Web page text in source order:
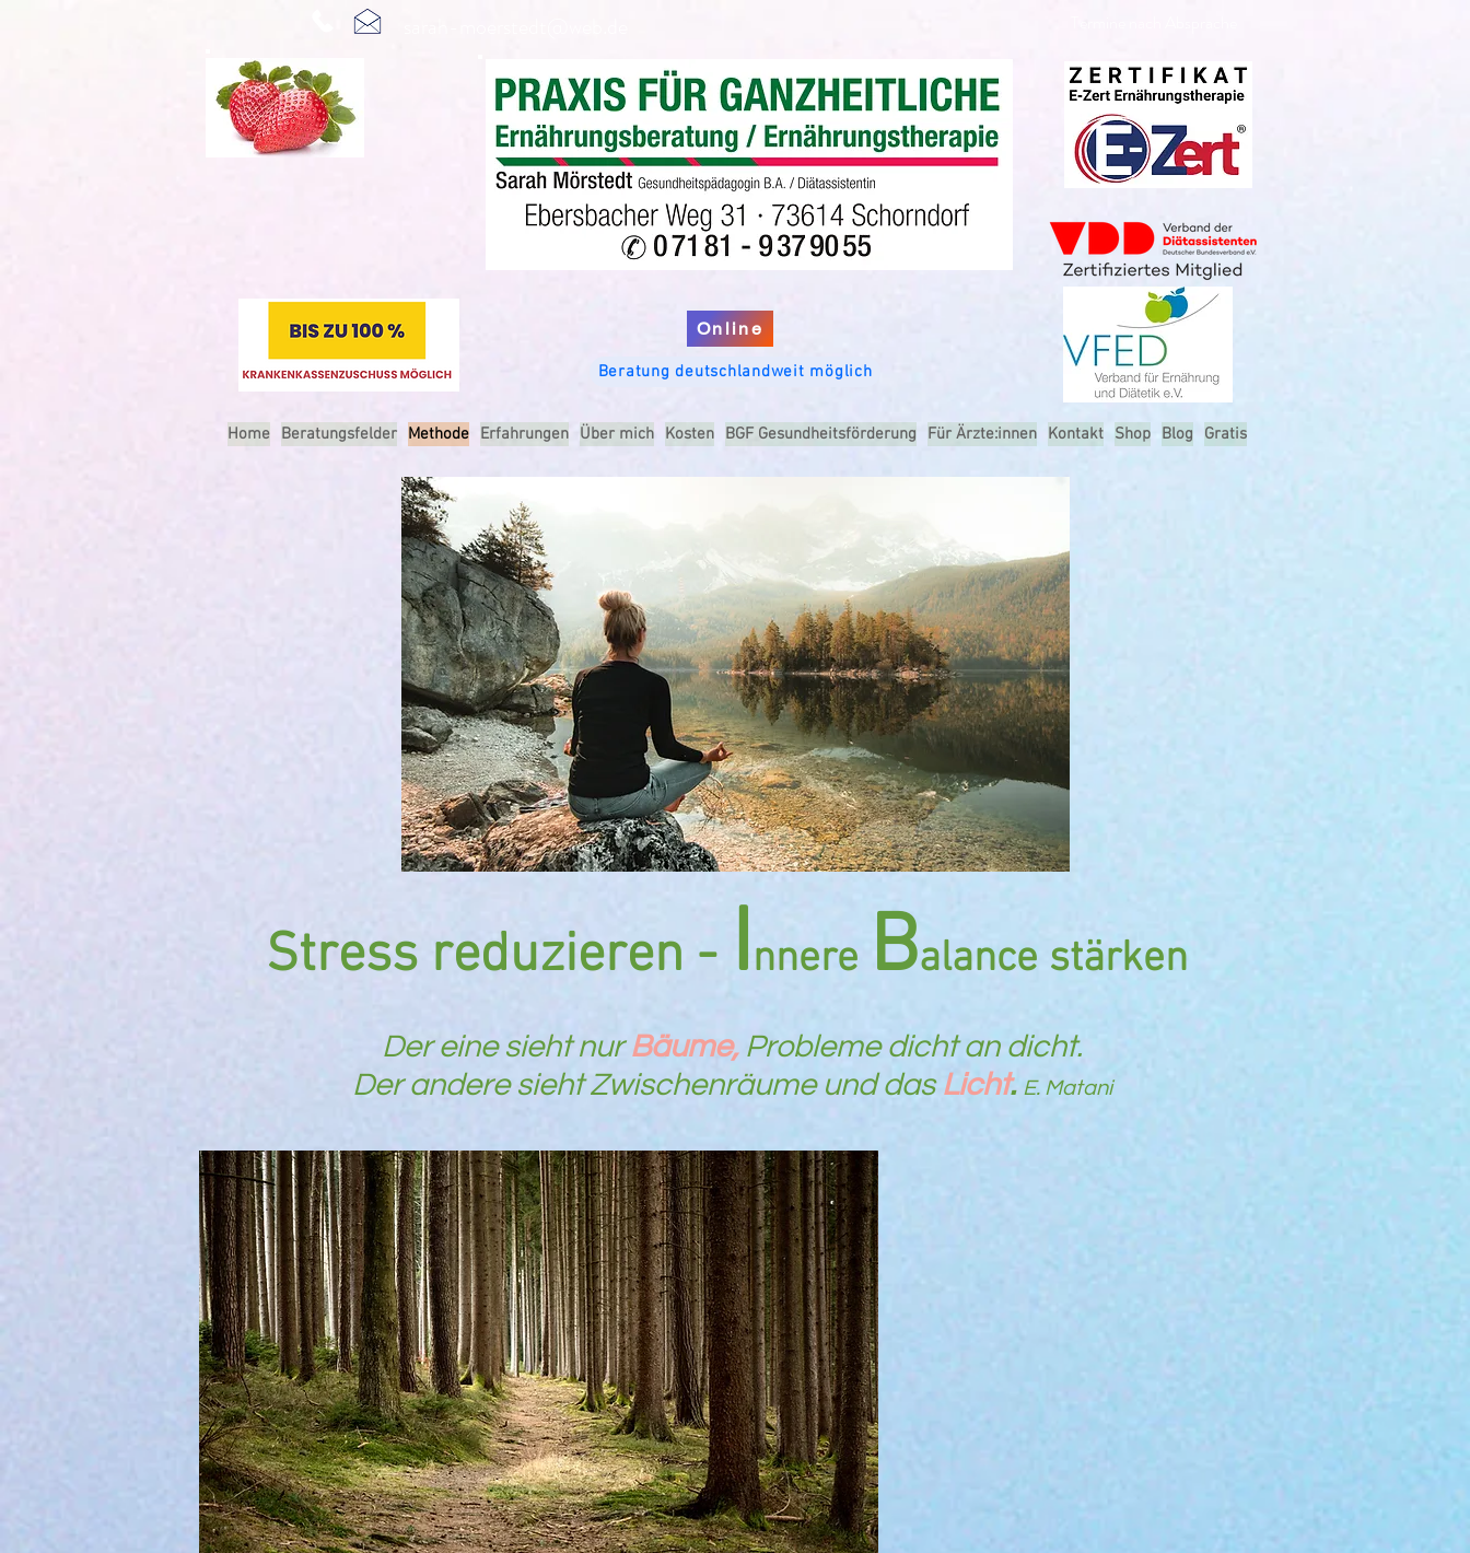
Online
Beratung deutschlandweit möglich
Home Beratungsfelder Methode Erfahrungen Über mich Kosten BGF Gesundheitsförderung Für Ärzte:innen Kontakt Shop Blog Gratis
Stress reduzieren - Innere Balance stärken
Der eine sieht nurBäume, Probleme dicht an dicht.
Der andere sieht Zwischenräume und das Licht. E. Matani
Depressionen führen. Cortisol beeinflusst